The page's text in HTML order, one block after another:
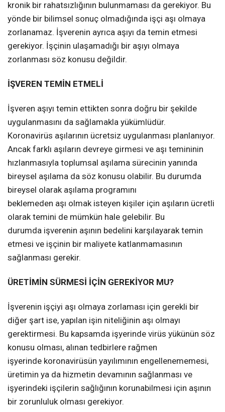
kronik bir rahatsızlığının bulunmaması da gerekiyor. Bu
yönde bir bilimsel sonuç olmadığında işçi aşı olmaya
zorlanamaz. İşverenin ayrıca aşıyı da temin etmesi
gerekiyor. İşçinin ulaşamadığı bir aşıyı olmaya
zorlanması söz konusu değildir.
İŞVEREN TEMİN ETMELİ
İşveren aşıyı temin ettikten sonra doğru bir şekilde
uygulanmasını da sağlamakla yükümlüdür.
Koronavirüs aşılarının ücretsiz uygulanması planlanıyor.
Ancak farklı aşıların devreye girmesi ve aşı temininin
hızlanmasıyla toplumsal aşılama sürecinin yanında
bireysel aşılama da söz konusu olabilir. Bu durumda
bireysel olarak aşılama programını
beklemeden aşı olmak isteyen kişiler için aşıların ücretli
olarak temini de mümkün hale gelebilir. Bu
durumda işverenin aşının bedelini karşılayarak temin
etmesi ve işçinin bir maliyete katlanmamasının
sağlanması gerekir.
ÜRETİMİN SÜRMESİ İÇİN GEREKİYOR MU?
İşverenin işçiyi aşı olmaya zorlaması için gerekli bir
diğer şart ise, yapılan işin niteliğinin aşı olmayı
gerektirmesi. Bu kapsamda işyerinde virüs yükünün söz
konusu olması, alınan tedbirlere rağmen
işyerinde koronavirüsün yayılımının engellenememesi,
üretimin ya da hizmetin devamının sağlanması ve
işyerindeki işçilerin sağlığının korunabilmesi için aşının
bir zorunluluk olması gerekiyor.